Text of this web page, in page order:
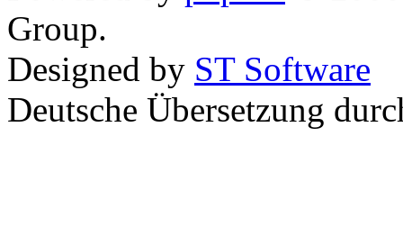
Group.
Designed by ST Software
Deutsche Übersetzung